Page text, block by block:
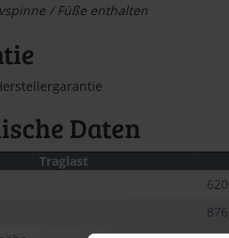
/ Füße enthalten
Daten
Traglast